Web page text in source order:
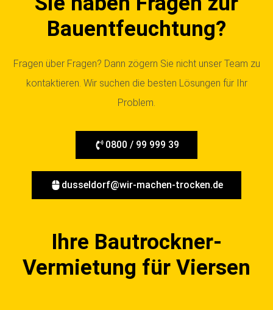
Bauentfeuchtung?
Fragen über Fragen? Dann zögern Sie nicht unser Team zu
kontaktieren. Wir suchen die besten Lösungen für Ihr
Problem.
0800 / 99 999 39
dusseldorf@wir-machen-trocken.de
Ihre Bautrockner-
Vermietung für Viersen